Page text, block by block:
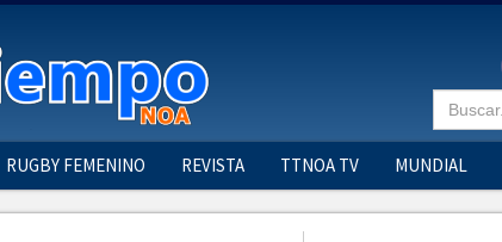
RUGBY FEMENINO REVISTA TTNOA TV MUNDIAL